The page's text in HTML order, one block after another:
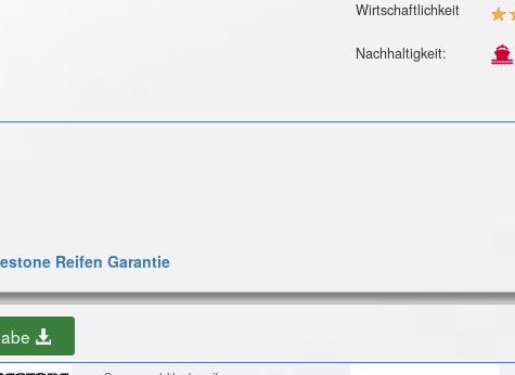
Wirtschaftlichkeit
Nachhaltigkeit:
Reifen Garantie